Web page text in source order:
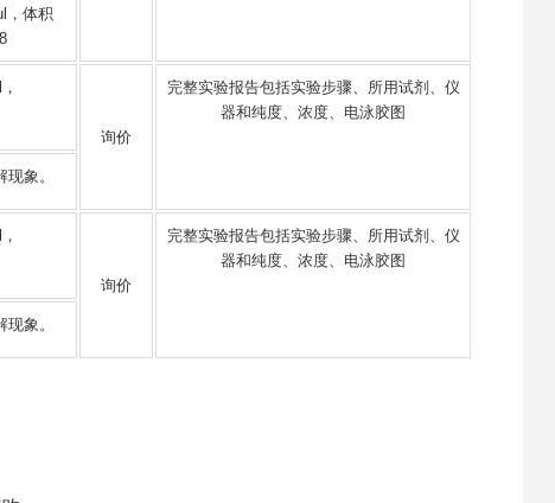
，体积
询价
完整实验报告包括实验步骤、所用试剂、仪
器和纯度、浓度、电泳胶图
象。
询价
完整实验报告包括实验步骤、所用试剂、仪
器和纯度、浓度、电泳胶图
象。